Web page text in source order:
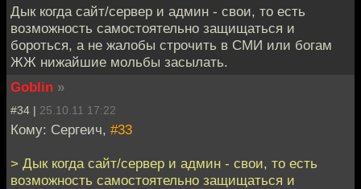
Дык когда сайт/сервер и админ - свои, то есть
возможность самостоятельно защищаться и
бороться, а не жалобы строчить в СМИ или богам
ЖЖ нижайшие мольбы засылать.
Goblin »
#34 | 25.10.11 17:22
Кому: Сергеич, #33
> Дык когда сайт/сервер и админ - свои, то есть
возможность самостоятельно защищаться и